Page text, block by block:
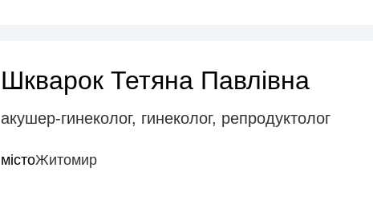
Шкварок Тетяна Павлівна
акушер-гинеколог, гинеколог, репродуктолог
містоЖитомир